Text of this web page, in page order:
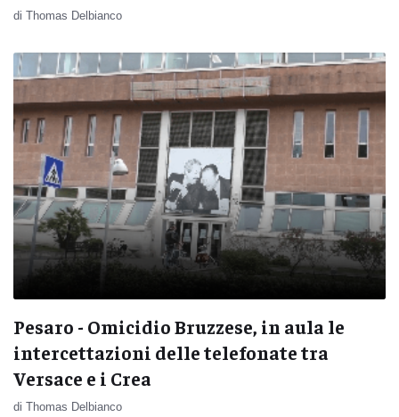
di Thomas Delbianco
Pesaro - Omicidio Bruzzese, in aula le
intercettazioni delle telefonate tra
Versace e i Crea
di Thomas Delbianco